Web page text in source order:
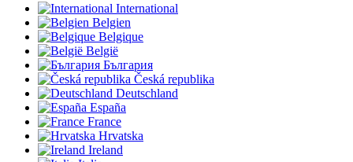
International
Belgien
Belgique
België
България
Česká republika
Deutschland
España
France
Hrvatska
Ireland